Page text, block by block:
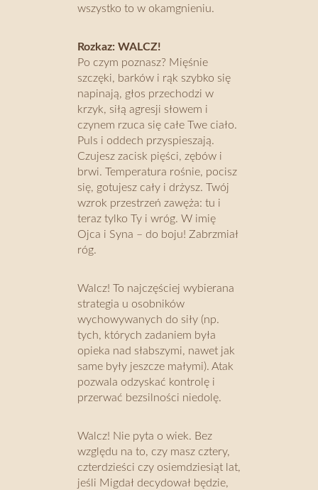
wszystko to w okamgnieniu.
Rozkaz: WALCZ!
Po czym poznasz? Mięśnie
szczęki, barków i rąk szybko się
napinają, głos przechodzi w
krzyk, siłą agresji słowem i
czynem rzuca się całe Twe ciało.
Puls i oddech przyspieszają.
Czujesz zacisk pięści, zębów i
brwi. Temperatura rośnie, pocisz
się, gotujesz cały i drżysz. Twój
wzrok przestrzeń zawęża: tu i
teraz tylko Ty i wróg. W imię
Ojca i Syna – do boju! Zabrzmiał
róg.
Walcz! To najczęściej wybierana
strategia u osobników
wychowywanych do siły (np.
tych, których zadaniem była
opieka nad słabszymi, nawet jak
same były jeszcze małymi). Atak
pozwala odzyskać kontrolę i
przerwać bezsilności niedolę.
Walcz! Nie pyta o wiek. Bez
względu na to, czy masz cztery,
czterdzieści czy osiemdziesiąt lat,
jeśli Migdał decydował będzie,